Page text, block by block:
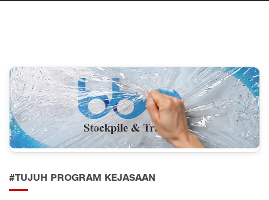
#TUJUH PROGRAM KEJASAAN